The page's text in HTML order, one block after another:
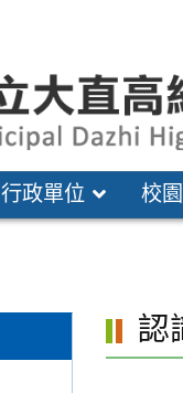
行政單位 校
認